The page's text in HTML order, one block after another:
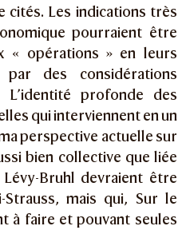
cités. Les indications très
pourraient être
« opérations » en leurs
des considérations
profonde des
qui interviennent en un
perspective actuelle sur
bien collective que liée
Bruhl devraient être
mais qui, Sur le
à faire et pouvant seules